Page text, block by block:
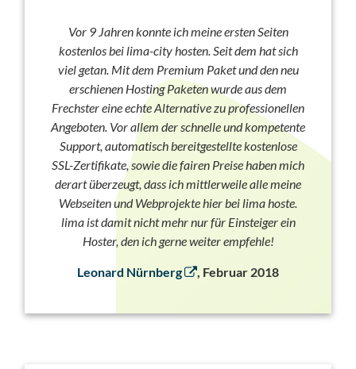
Vor 9 Jahren konnte ich meine ersten Seiten
kostenlos bei lima-city hosten. Seit dem hat sich
viel getan. Mit dem Premium Paket und den neu
erschienen Hosting Paketen wurde aus dem
Frechster eine echte Alternative zu professionellen
Angeboten. Vor allem der schnelle und kompetente
Support, automatisch bereitgestellte kostenlose
SSL-Zertifikate, sowie die fairen Preise haben mich
derart überzeugt, dass ich mittlerweile alle meine
Webseiten und Webprojekte hier bei lima hoste.
lima ist damit nicht mehr nur für Einsteiger ein
Hoster, den ich gerne weiter empfehle!
Leonard Nürnberg , Februar 2018